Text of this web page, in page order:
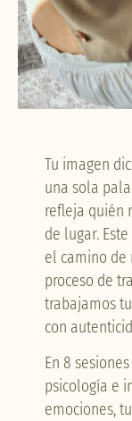
Tu imagen
una sola
refleja quién
de lugar.
el camino de
proceso de
trabajamos
con
En 8
psicología e
emociones,